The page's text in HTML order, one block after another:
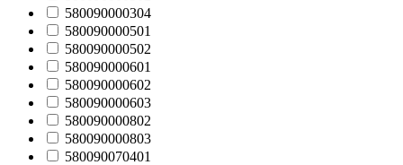
580090000304
580090000501
580090000502
580090000601
580090000602
580090000603
580090000802
580090000803
580090070401